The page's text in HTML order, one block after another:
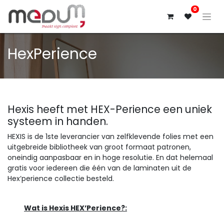
0
HexPerience
Hexis heeft met HEX-Perience een uniek
systeem in handen.
HEXIS is de 1ste leverancier van zelfklevende folies met een
uitgebreide bibliotheek van groot formaat patronen,
oneindig aanpasbaar en in hoge resolutie. En dat helemaal
gratis voor iedereen die één van de laminaten uit de
Hex’perience collectie besteld.
Wat is Hexis HEX’Perience?: